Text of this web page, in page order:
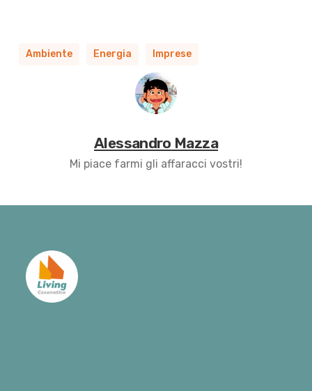
Ambiente Energia Imprese
Alessandro Mazza
Mi piace farmi gli affaracci vostri!